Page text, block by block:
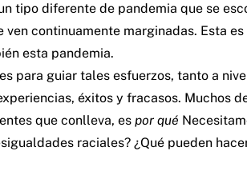
diferente de pandemia que se
continuamente marginadas. Esta
esta pandemia.
para guiar tales esfuerzos, tanto a
éxitos y fracasos. Muchos
que conlleva, es por qué
raciales? ¿Qué pueden